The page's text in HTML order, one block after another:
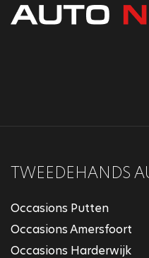
TWEEDEHANDS
Occasions Putten
Occasions Amersfoort
Occasions Harderwijk